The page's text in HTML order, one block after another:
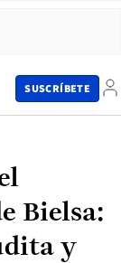
SUSCRÍBETE
Bielsa:
y